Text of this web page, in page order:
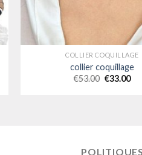
COLLIER COQUILLAGE
collier coquillage
€53.00 €33.00
POLITIQUES